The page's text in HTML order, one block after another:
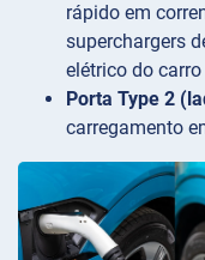
rápido em
superchargers
elétrico do
Porta Type 2
carregamento